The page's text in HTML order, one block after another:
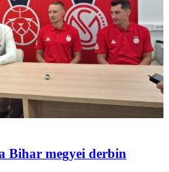
Bihar megyei derbin